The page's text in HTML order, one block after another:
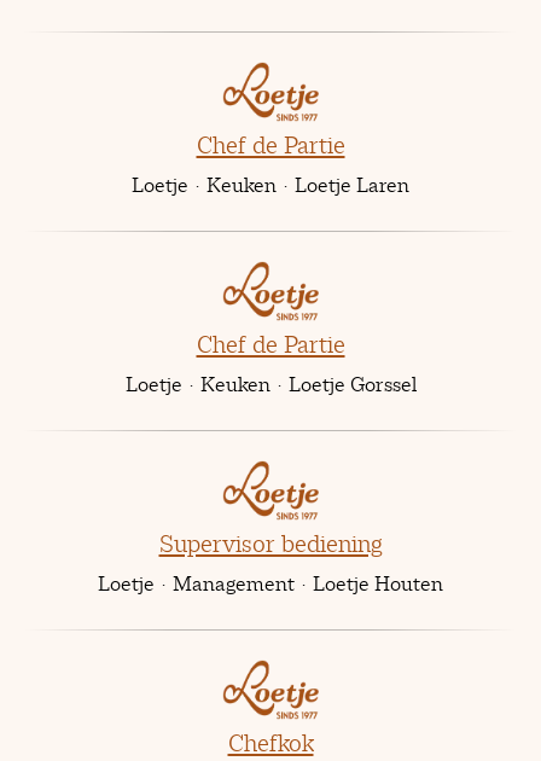
Chef de Partie
Loetje · Keuken · Loetje Laren
Chef de Partie
Loetje · Keuken · Loetje Gorssel
Supervisor bediening
Loetje · Management · Loetje Houten
Chefkok